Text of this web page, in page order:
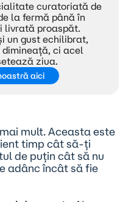
curatoriată de
la fermă până în
livrată proaspăt.
un gust echilibrat,
dimineață, ci acel
ziua.
aici
mult. Aceasta este
timp cât să-ți
de puțin cât să nu
adânc încât să fie